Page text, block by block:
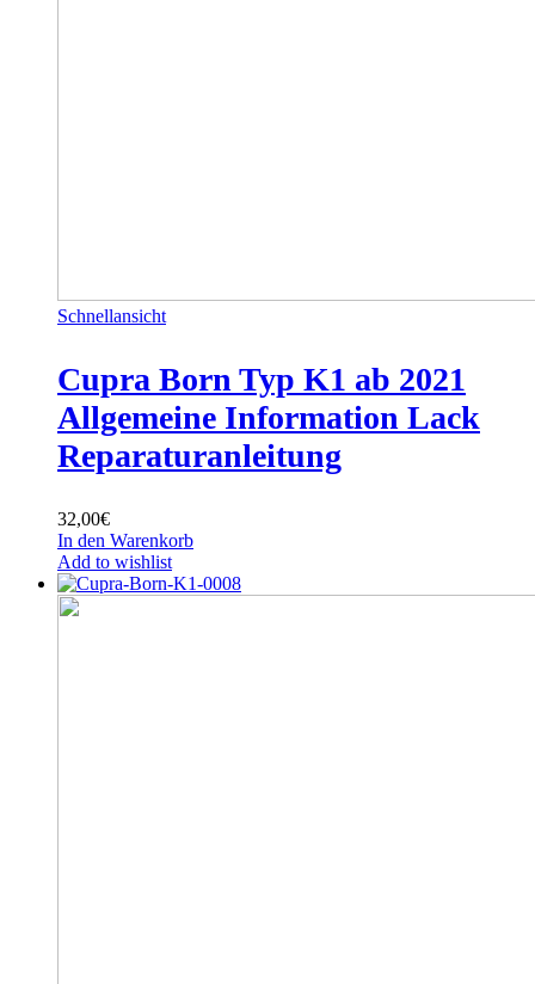
Schnellansicht
Cupra Born Typ K1 ab 2021
Allgemeine Information Lack
Reparaturanleitung
32,00€
In den Warenkorb
Add to wishlist